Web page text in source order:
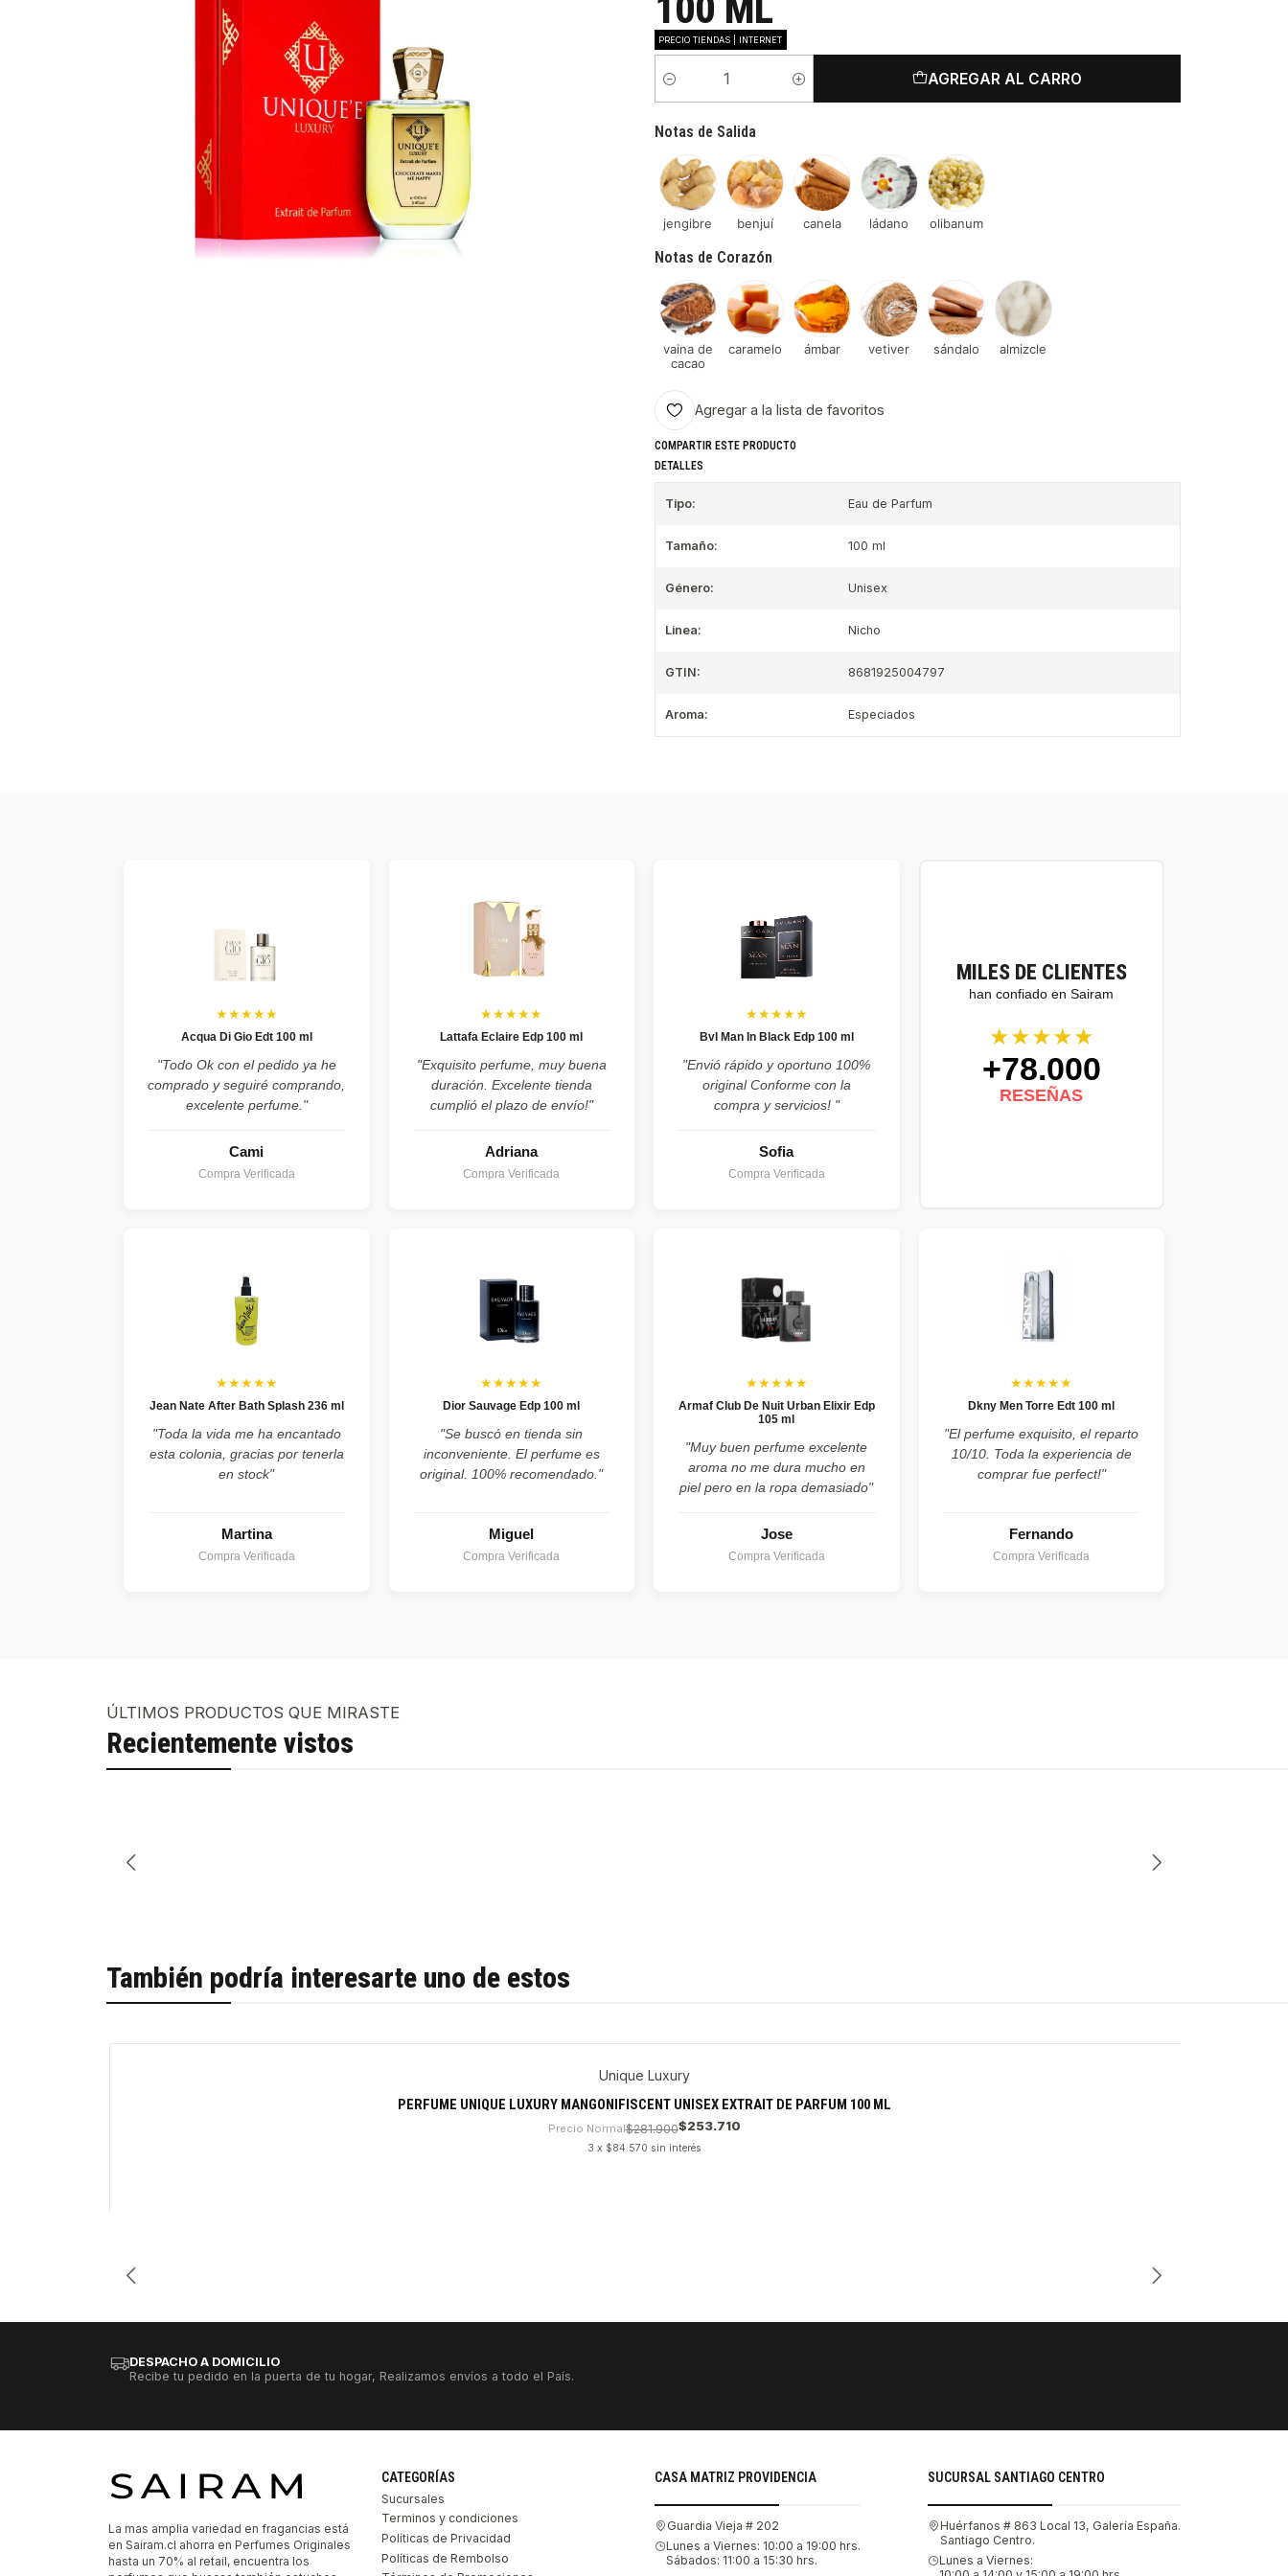
PRECIO TIENDAS | INTERNET
Cantidad
AGREGAR AL CARRO
Notas de Salida
jengibre benjuí canela ládano olibanum
Notas de Corazón
vaina de
cacao
caramelo ámbar vetiver sándalo almizcle
Agregar a la lista de favoritos
COMPARTIR ESTE PRODUCTO
DETALLES
Tipo: Eau de Parfum
Tamaño: 100 ml
Género: Unisex
Linea: Nicho
GTIN: 8681925004797
Aroma: Especiados
MILES DE CLIENTES
han confiado en Sairam
★★★★★
+78.000
RESEÑAS
★★★★★
Acqua Di Gio Edt 100 ml
"Todo Ok con el pedido ya he
comprado y seguiré comprando,
excelente perfume."
Cami
Compra Verificada
★★★★★
Lattafa Eclaire Edp 100 ml
"Exquisito perfume, muy buena
duración. Excelente tienda
cumplió el plazo de envío!"
Adriana
Compra Verificada
★★★★★
Bvl Man In Black Edp 100 ml
"Envió rápido y oportuno 100%
original Conforme con la
compra y servicios! "
Sofia
Compra Verificada
★★★★★
Jean Nate After Bath Splash 236 ml
"Toda la vida me ha encantado
esta colonia, gracias por tenerla
en stock"
Martina
Compra Verificada
★★★★★
Dior Sauvage Edp 100 ml
"Se buscó en tienda sin
inconveniente. El perfume es
original. 100% recomendado."
Miguel
Compra Verificada
★★★★★
Armaf Club De Nuit Urban Elixir Edp
105 ml
"Muy buen perfume excelente
aroma no me dura mucho en
piel pero en la ropa demasiado"
Jose
Compra Verificada
★★★★★
Dkny Men Torre Edt 100 ml
"El perfume exquisito, el reparto
10/10. Toda la experiencia de
comprar fue perfect!"
Fernando
Compra Verificada
ÚLTIMOS PRODUCTOS QUE MIRASTE
Recientemente vistos
También podría interesarte uno de estos
Unique Luxury
PERFUME UNIQUE LUXURY MANGONIFISCENT UNISEX EXTRAIT DE PARFUM 100 ML
Precio Normal$281.900$253.710
3 x $84.570 sin interés
DESPACHO A DOMICILIO
Recibe tu pedido en la puerta de tu hogar, Realizamos envíos a todo el País.
La mas amplia variedad en fragancias está
en Sairam.cl ahorra en Perfumes Originales
hasta un 70% al retail, encuentra los
CATEGORÍAS
Sucursales
Terminos y condiciones
Políticas de Privacidad
Políticas de Rembolso
CASA MATRIZ PROVIDENCIA
Guardia Vieja # 202
Lunes a Viernes: 10:00 a 19:00 hrs.
Sábados: 11:00 a 15:30 hrs.
SUCURSAL SANTIAGO CENTRO
Huérfanos # 863 Local 13, Galería España.
Santiago Centro.
Lunes a Viernes: